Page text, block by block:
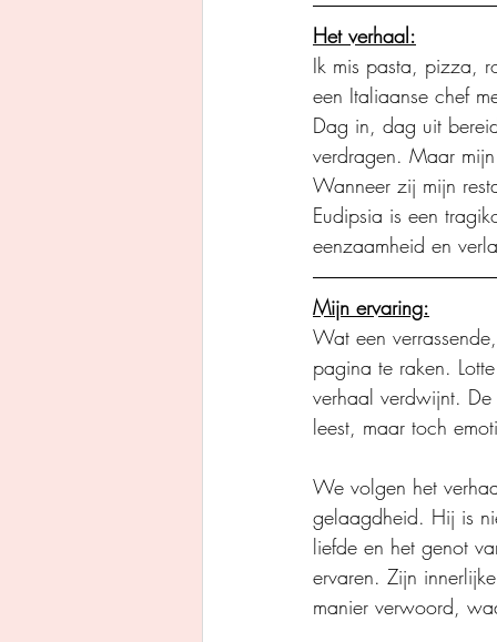
Het verhaal:
Ik mis pasta, pizza,
een Italiaanse chef
Dag in, dag uit
verdragen. Maar
Wanneer zij mijn
Eudipsia is een
eenzaamheid en
Mijn ervaring:
Wat een
pagina te raken.
verhaal verdwijnt.
leest, maar toch
We volgen het
gelaagdheid. Hij is
liefde en het genot
ervaren. Zijn
manier verwoord,